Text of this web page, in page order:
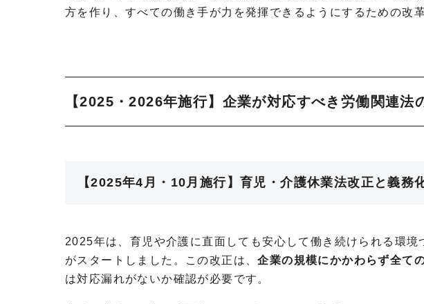
方を作り、すべての働き手が力を発揮できるようにするための改
【2025・2026年施行】企業が対応すべき労働関連法
【2025年4月・10月施行】育児・介護休業法改正と義務
2025年は、育児や介護に直面しても安心して働き続けられる環境
がスタートしました。この改正は、企業の規模にかかわらず全て
は対応漏れがないか確認が必要です。